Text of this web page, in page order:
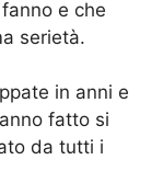
e che
serietà.
in anni e
fatto si
da tutti i